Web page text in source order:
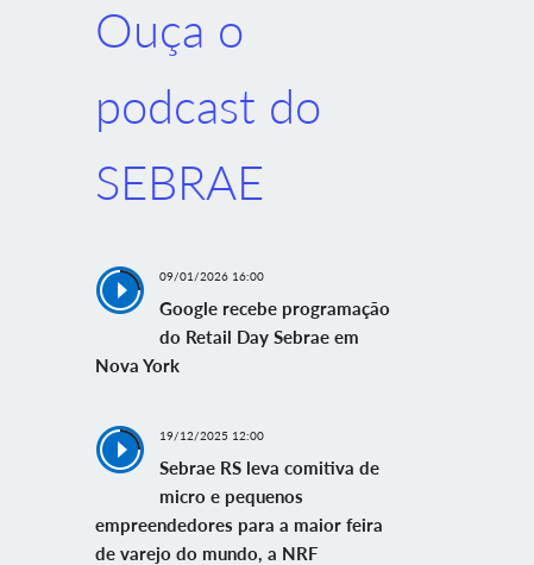
Ouça o
podcast do
SEBRAE
09/01/2026 16:00
Google recebe programação
do Retail Day Sebrae em
Nova York
19/12/2025 12:00
Sebrae RS leva comitiva de
micro e pequenos
empreendedores para a maior feira
de varejo do mundo, a NRF